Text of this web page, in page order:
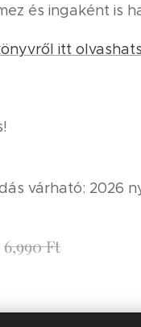
és ingaként is
itt
várható: 2026
6,990Ft